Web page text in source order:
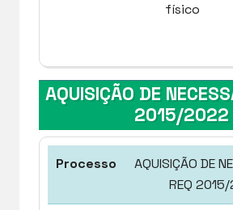
físico
AQUISIÇÃO DE
2015/2022
AQUISIÇÃO DE
REQ